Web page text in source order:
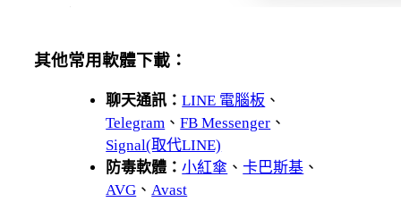
其他常用軟體下載：
聊天通訊：LINE 電腦板 、
Telegram 、FB Messenger 、
Signal(取代LINE)
防毒軟體：小紅傘 、卡巴斯基 、
AVG 、 Avast